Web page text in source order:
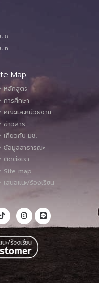
.ช.
.ท.
Map
หลักสูตร
การศึกษา
คณะและหน่วยงาน
ข่าวสาร
เกี่ยวกับ มช.
ข้อมูลสาธารณะ
ติดต่อเรา
Site map
เสนอแนะ/ร้องเรียน